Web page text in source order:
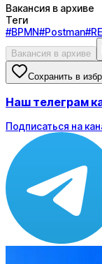
Вакансия в архиве
Теги
#BPMN#Postman#
Вакансия в архиве
Сохранить в
Наш телеграм
Подписаться на